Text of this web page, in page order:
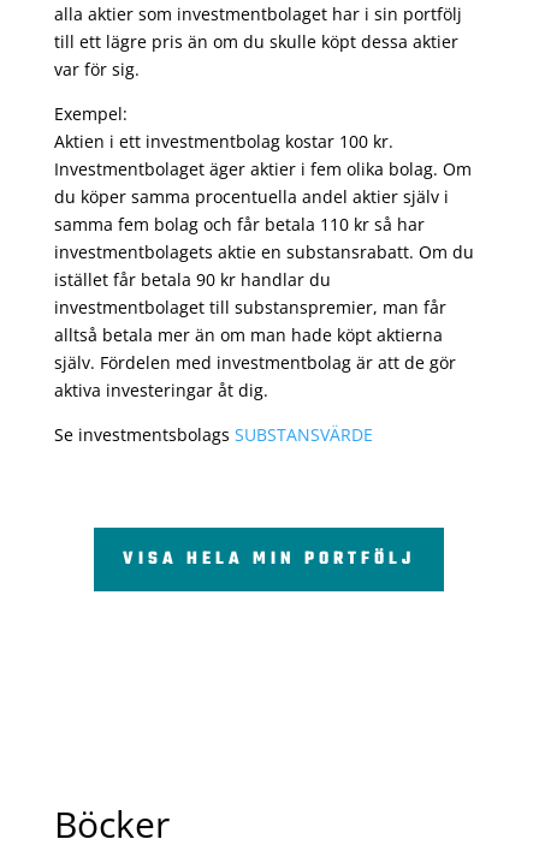
alla aktier som investmentbolaget har i sin portfölj
till ett lägre pris än om du skulle köpt dessa aktier
var för sig.
Exempel:
Aktien i ett investmentbolag kostar 100 kr.
Investmentbolaget äger aktier i fem olika bolag. Om
du köper samma procentuella andel aktier själv i
samma fem bolag och får betala 110 kr så har
investmentbolagets aktie en substansrabatt. Om du
istället får betala 90 kr handlar du
investmentbolaget till substanspremier, man får
alltså betala mer än om man hade köpt aktierna
själv. Fördelen med investmentbolag är att de gör
aktiva investeringar åt dig.
Se investmentsbolags SUBSTANSVÄRDE
VISA HELA MIN PORTFÖLJ
Böcker